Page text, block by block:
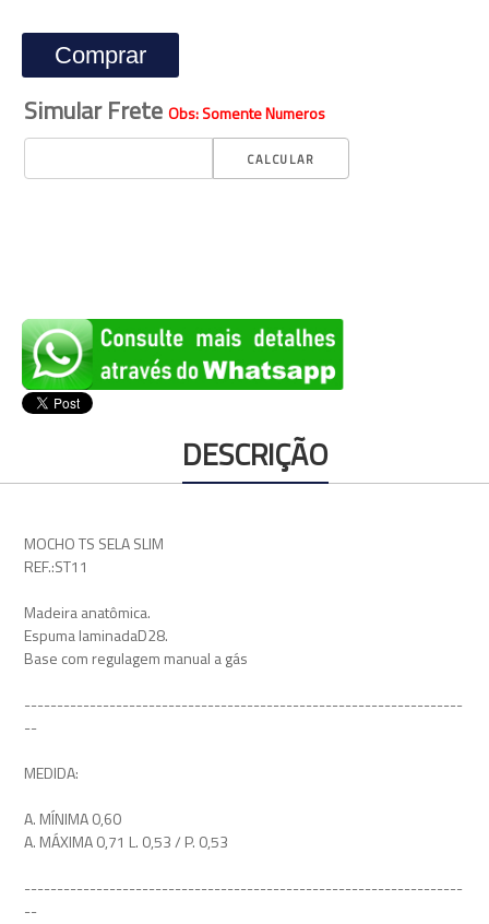
Comprar
Simular Frete Obs: Somente Numeros
DESCRIÇÃO
MOCHO TS SELA SLIM
REF.:ST11
Madeira anatômica.
Espuma laminadaD28.
Base com regulagem manual a gás
-------------------------------------------------------------------
--
MEDIDA:
A. MÍNIMA 0,60
A. MÁXIMA 0,71 L. 0,53 / P. 0,53
-------------------------------------------------------------------
--